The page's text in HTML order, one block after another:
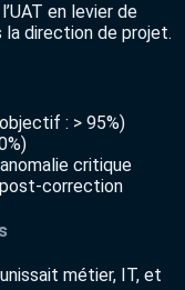
en levier de
direction de projet.
: > 95%)
critique
correction
métier, IT, et